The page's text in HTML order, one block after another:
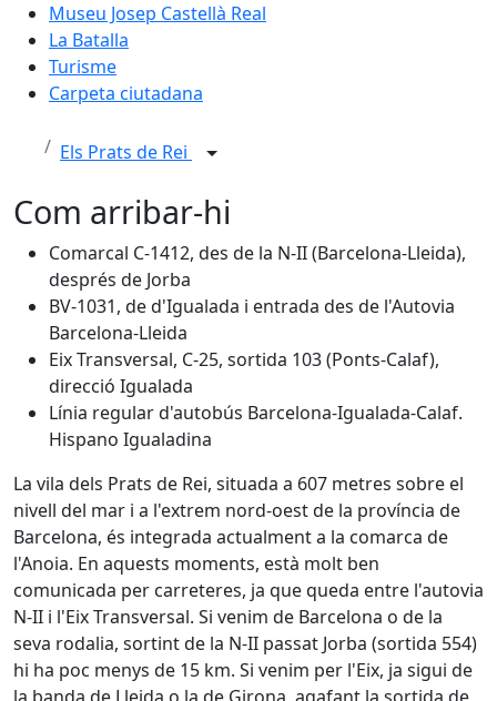
Museu Josep Castellà Real
La Batalla
Turisme
Carpeta ciutadana
Els Prats de Rei
Com arribar-hi
Comarcal C-1412, des de la N-II (Barcelona-Lleida),
després de Jorba
BV-1031, de d'Igualada i entrada des de l'Autovia
Barcelona-Lleida
Eix Transversal, C-25, sortida 103 (Ponts-Calaf),
direcció Igualada
Línia regular d'autobús Barcelona-Igualada-Calaf.
Hispano Igualadina
La vila dels Prats de Rei, situada a 607 metres sobre el
nivell del mar i a l'extrem nord-oest de la província de
Barcelona, és integrada actualment a la comarca de
l'Anoia. En aquests moments, està molt ben
comunicada per carreteres, ja que queda entre l'autovia
N-II i l'Eix Transversal. Si venim de Barcelona o de la
seva rodalia, sortint de la N-II passat Jorba (sortida 554)
hi ha poc menys de 15 km. Si venim per l'Eix, ja sigui de